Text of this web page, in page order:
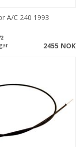
A/C 240 1993
2455 NOK